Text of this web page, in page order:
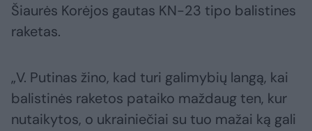
Šiaurės Korėjos gautas KN-23 tipo balistines
raketas.
„V. Putinas žino, kad turi galimybių langą, kai
balistinės raketos pataiko maždaug ten, kur
nutaikytos, o ukrainiečiai su tuo mažai ką gali